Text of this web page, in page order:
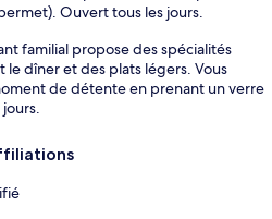
Ouvert tous les jours.
familial propose des spécialités
le dîner et des plats légers. Vous
de détente en prenant un verre